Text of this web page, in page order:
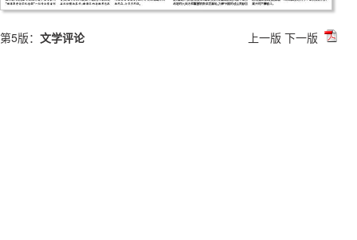
第5版： 文学评论 上一版 下一版